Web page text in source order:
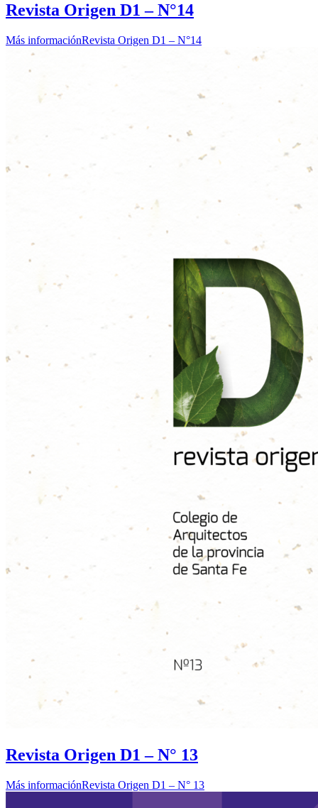
Revista Origen D1 – N°14
Más informaciónRevista Origen D1 – N°14
Revista Origen D1 – N° 13
Más informaciónRevista Origen D1 – N° 13